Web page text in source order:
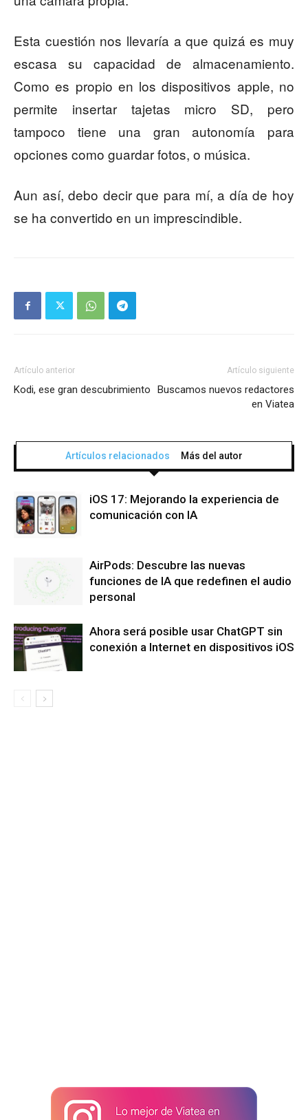
Esta cuestión nos llevaría a que quizá es muy
escasa su capacidad de almacenamiento.
Como es propio en los dispositivos apple, no
permite insertar tajetas micro SD, pero
tampoco tiene una gran autonomía para
opciones como guardar fotos, o música.
Aun así, debo decir que para mí, a día de hoy
se ha convertido en un imprescindible.
Artículo anterior
Kodi, ese gran descubrimiento
Artículo siguiente
Buscamos nuevos redactores
en Viatea
Artículos relacionados Más del autor
iOS 17: Mejorando la experiencia de
comunicación con IA
AirPods: Descubre las nuevas
funciones de IA que redefinen el audio
personal
Ahora será posible usar ChatGPT sin
conexión a Internet en dispositivos iOS